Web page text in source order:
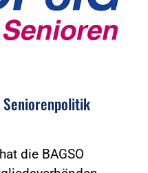
Seniorenpolitik
die BAGSO